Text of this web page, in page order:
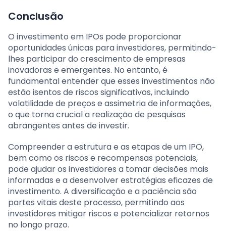
Conclusão
O investimento em IPOs pode proporcionar
oportunidades únicas para investidores, permitindo-
lhes participar do crescimento de empresas
inovadoras e emergentes. No entanto, é
fundamental entender que esses investimentos não
estão isentos de riscos significativos, incluindo
volatilidade de preços e assimetria de informações,
o que torna crucial a realização de pesquisas
abrangentes antes de investir.
Compreender a estrutura e as etapas de um IPO,
bem como os riscos e recompensas potenciais,
pode ajudar os investidores a tomar decisões mais
informadas e a desenvolver estratégias eficazes de
investimento. A diversificação e a paciência são
partes vitais deste processo, permitindo aos
investidores mitigar riscos e potencializar retornos
no longo prazo.